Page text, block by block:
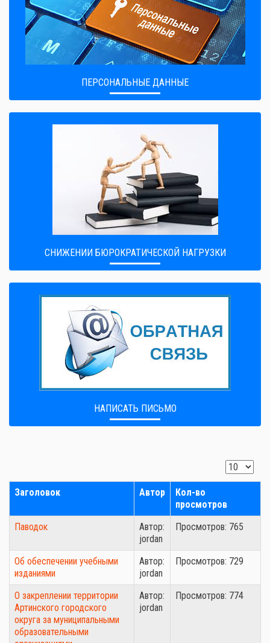
ПЕРСОНАЛЬНЫЕ ДАННЫЕ
CНИЖЕНИИ БЮРОКРАТИЧЕСКОЙ НАГРУЗКИ
НАПИСАТЬ ПИСЬМО
Заголовок Автор
Кол-во
просмотров
Паводок
Автор:
jordan
Просмотров: 765
Об обеспечении учебными
изданиями
Автор:
jordan
Просмотров: 729
О закреплении территории
Артинского городского
округа за муниципальными
образовательными
Автор:
jordan
Просмотров: 774